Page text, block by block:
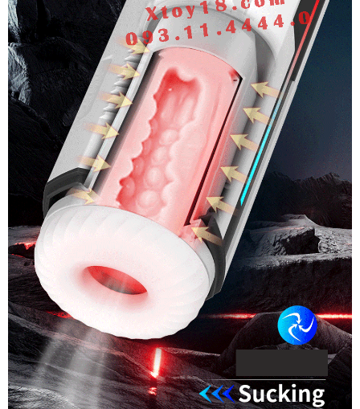
Chức
Năng